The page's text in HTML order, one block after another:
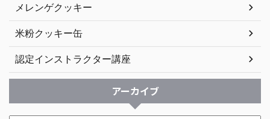
メレンゲクッキー
米粉クッキー缶
認定インストラクター講座
アーカイブ